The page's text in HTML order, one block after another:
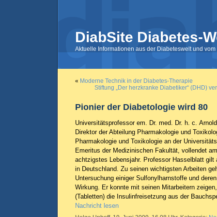
DiabSite Diabetes-
Aktuelle Informationen aus der Diabeteswelt und
« Moderne Technik in der Diabetes-Therapie
Stiftung „Der herzkranke Diabetiker“ (DHD)
Pionier der Diabetologie wird 80
Universitätsprofessor em. Dr. med. Dr. h. c.
Direktor der Abteilung Pharmakologie und
Pharmakologie und Toxikologie an der
Emeritus der Medizinischen Fakultät, vollendet
achtzigstes Lebensjahr. Professor Hasselblatt gilt
in Deutschland. Zu seinen wichtigsten Arbeiten
Untersuchung einiger Sulfonylharnstoffe und
Wirkung. Er konnte mit seinen Mitarbeitern
(Tabletten) die Insulinfreisetzung aus der
Nachricht lesen